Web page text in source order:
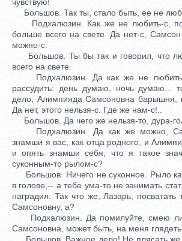
Большов. Так ты, стало быть, ее не
Подхалюзин. Как же не любить-с,
больше всего на свете. Да нет-с,
можно-с.
Большов. Ты бы так и говорил, что
всего на свете.
Подхалюзин. Да как же не любить-
рассудить: день думаю, ночь думаю...
дело, Алимпияда Самсоновна барышня,
Да нет, этого нельзя-с. Где же нам-с!..
Большов. Да чего же нельзя-то, дура-
Подхалюзин. Да как же можно,
знамши я вас, как отца родного, и
и опять знамши себя, что я такое
суконным-то рылом-с?
Большов. Ничего не суконное. Рыло
в голове,-- а тебе ума-то не занимать
наградил. Так что же, Лазарь, посватать
Самсоновну, а?
Подхалюзин. Да помилуйте, смею ли
Самсоновна, может быть, на меня
Большов. Важное дело! Не плясать же